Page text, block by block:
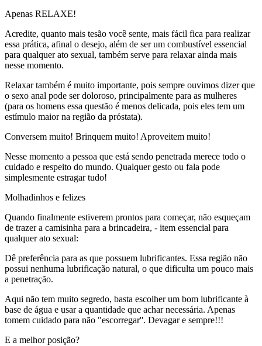
Apenas RELAXE!
Acredite, quanto mais tesão você sente, mais fácil fica para realizar
essa prática, afinal o desejo, além de ser um combustível essencial
para qualquer ato sexual, também serve para relaxar ainda mais
nesse momento.
Relaxar também é muito importante, pois sempre ouvimos dizer que
o sexo anal pode ser doloroso, principalmente para as mulheres
(para os homens essa questão é menos delicada, pois eles tem um
estímulo maior na região da próstata).
Conversem muito! Brinquem muito! Aproveitem muito!
Nesse momento a pessoa que está sendo penetrada merece todo o
cuidado e respeito do mundo. Qualquer gesto ou fala pode
simplesmente estragar tudo!
Molhadinhos e felizes
Quando finalmente estiverem prontos para começar, não esqueçam
de trazer a camisinha para a brincadeira, - item essencial para
qualquer ato sexual:
Dê preferência para as que possuem lubrificantes. Essa região não
possui nenhuma lubrificação natural, o que dificulta um pouco mais
a penetração.
Aqui não tem muito segredo, basta escolher um bom lubrificante à
base de água e usar a quantidade que achar necessária. Apenas
tomem cuidado para não "escorregar''. Devagar e sempre!!!
E a melhor posição?